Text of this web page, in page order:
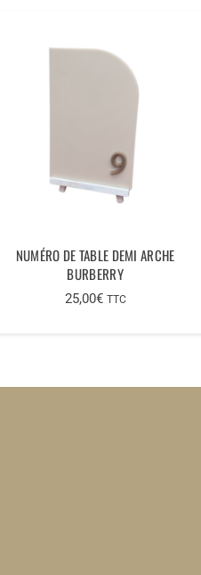
NUMÉRO DE TABLE DEMI ARCHE
BURBERRY
25,00€ TTC